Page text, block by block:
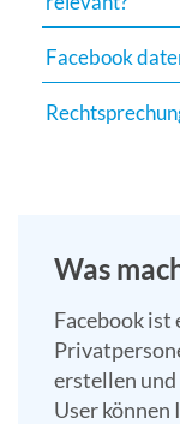
Facebook
Was
Facebook ist
erstellen
User